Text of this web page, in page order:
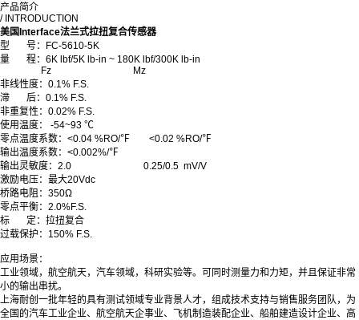
产品简介
/ INTRODUCTION
美国Interface法兰式拉扭复合传感器
型 号：FC-5610-5K
量 程：6K lbf/5K lb-in ~ 180K lbf/300K lb-in
Fz
Mz
非线性度：0.1% F.S.
滞 后：0.1% F.S.
非重复性：0.02% F.S.
使用温度： -54~93 ℃
零点温度系数：<0.04 %RO/℉ <0.02 %RO/℉
输出温度系数：<0.002%/℉
输出灵敏度：2.0 0.25/0.5 mV/V
激励电压：最大20Vdc
桥路电阻：350Ω
零点平衡：2.0%F.S.
标 定：拉扭复合
过载保护：150% F.S.
应用场景：
工业领域，航空航天，汽车领域，科研实验等。 可同时测量力和力矩，并且保证非常
小的输出串扰。
上海耐创一批年轻的具有测试领域专业背景人才，组成技术支持与销售服务团队，为
全国的汽车工业企业、航空航天企事业、飞机制造装配企业、船舶建造设计企业、高